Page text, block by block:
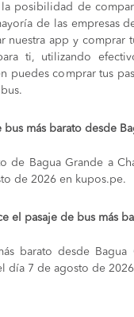
posibilidad de
de las empresas
nuestra app y comprar
ti, utilizando
puedes comprar tus
bus más barato desde
de Bagua Grande a
de 2026 en kupos.pe.
el pasaje de bus más
barato desde Bagua
día 7 de agosto de